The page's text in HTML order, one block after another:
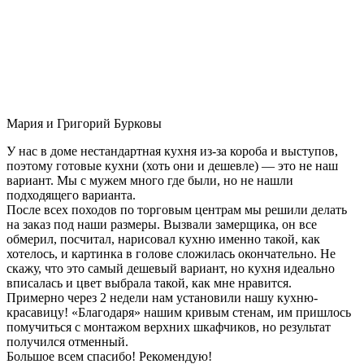
Мария и Григорий Бурковы
У нас в доме нестандартная кухня из-за короба и выступов,
поэтому готовые кухни (хоть они и дешевле) — это не наш
вариант. Мы с мужем много где были, но не нашли
подходящего варианта.
После всех походов по торговым центрам мы решили делать
на заказ под наши размеры. Вызвали замерщика, он все
обмерил, посчитал, нарисовал кухню именно такой, как
хотелось, и картинка в голове сложилась окончательно. Не
скажу, что это самый дешевый вариант, но кухня идеально
вписалась и цвет выбрала такой, как мне нравится.
Примерно через 2 недели нам установили нашу кухню-
красавицу! «Благодаря» нашим кривым стенам, им пришлось
помучиться с монтажом верхних шкафчиков, но результат
получился отменный.
Большое всем спасибо! Рекомендую!